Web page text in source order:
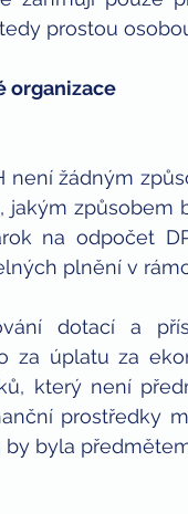
prostou
organizace
není žádným
jakým způsobem
na odpočet
plnění v
dotací a
za úplatu za
který není
prostředky
byla